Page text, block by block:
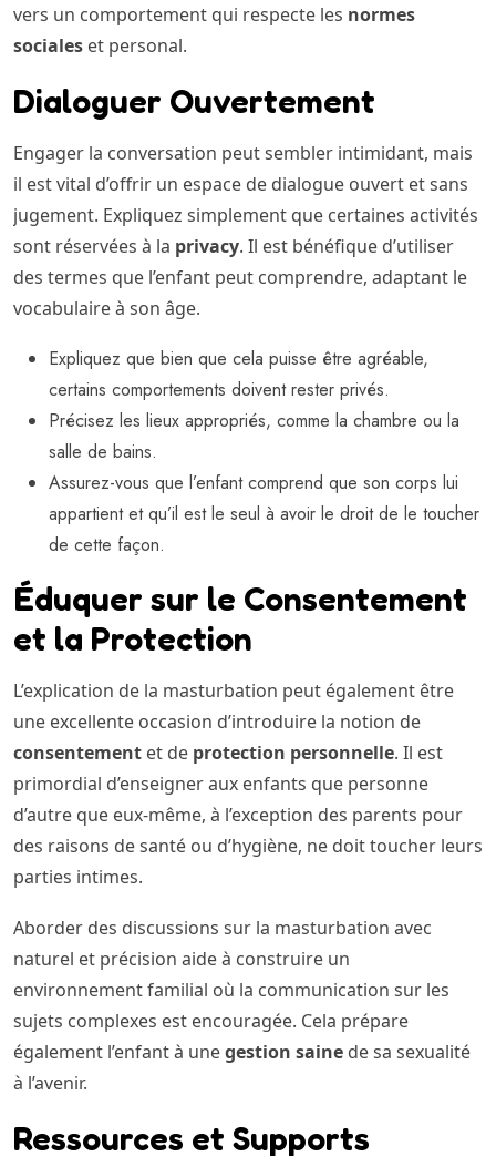
vers un comportement qui respecte les normes
sociales et personal.
Dialoguer Ouvertement
Engager la conversation peut sembler intimidant, mais
il est vital d’offrir un espace de dialogue ouvert et sans
jugement. Expliquez simplement que certaines activités
sont réservées à la privacy. Il est bénéfique d’utiliser
des termes que l’enfant peut comprendre, adaptant le
vocabulaire à son âge.
Expliquez que bien que cela puisse être agréable,
certains comportements doivent rester privés.
Précisez les lieux appropriés, comme la chambre ou la
salle de bains.
Assurez-vous que l’enfant comprend que son corps lui
appartient et qu’il est le seul à avoir le droit de le toucher
de cette façon.
Éduquer sur le Consentement
et la Protection
L’explication de la masturbation peut également être
une excellente occasion d’introduire la notion de
consentement et de protection personnelle. Il est
primordial d’enseigner aux enfants que personne
d’autre que eux-même, à l’exception des parents pour
des raisons de santé ou d’hygiène, ne doit toucher leurs
parties intimes.
Aborder des discussions sur la masturbation avec
naturel et précision aide à construire un
environnement familial où la communication sur les
sujets complexes est encouragée. Cela prépare
également l’enfant à unegestion saine de sa sexualité
à l’avenir.
Ressources et Supports